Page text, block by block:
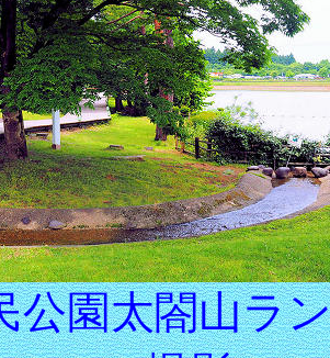
公園太閤山ラ